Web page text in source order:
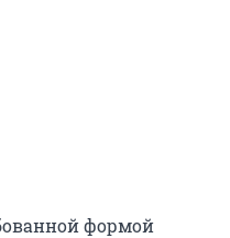
формой